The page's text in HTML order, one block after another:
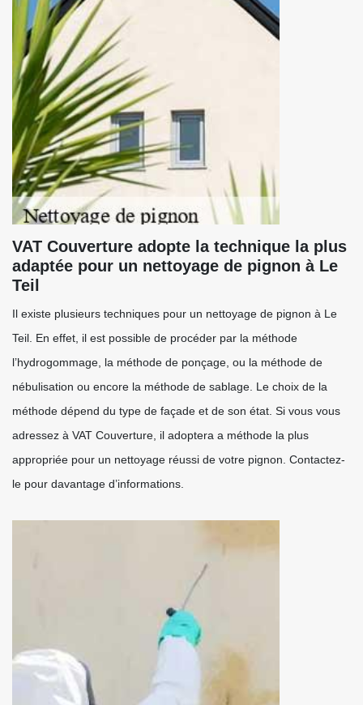
VAT Couverture adopte la technique la plus
adaptée pour un nettoyage de pignon à Le
Teil
Il existe plusieurs techniques pour un nettoyage de pignon à Le
Teil. En effet, il est possible de procéder par la méthode
l’hydrogommage, la méthode de ponçage, ou la méthode de
nébulisation ou encore la méthode de sablage. Le choix de la
méthode dépend du type de façade et de son état. Si vous vous
adressez à VAT Couverture, il adoptera a méthode la plus
appropriée pour un nettoyage réussi de votre pignon. Contactez-
le pour davantage d’informations.